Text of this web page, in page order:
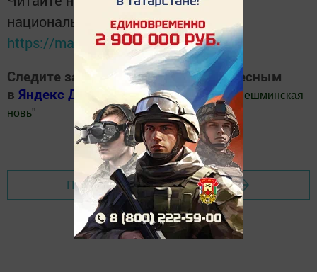
национальном мессенджере MАХ:
https://max.ru/tatmedia
Следите за самым важным и интересным
в Яндекс Дзен иТелеграм канале"Шешминская
новь"
Добавить Шешминскую новь в Яндекс.Новости
Перейти на страницу новости